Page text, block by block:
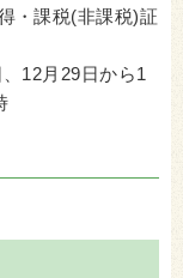
・課税(非課税)証
12月29日から1